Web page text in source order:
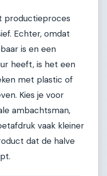
productieproces
Echter, omdat
is en een
heeft, is het een
met plastic of
Kies je voor
ambachtsman,
vaak kleiner
dat de halve